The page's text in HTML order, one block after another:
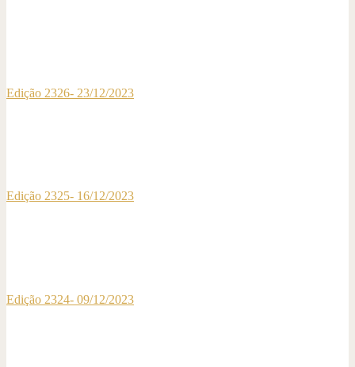
Edição 2326- 23/12/2023
Edição 2325- 16/12/2023
Edição 2324- 09/12/2023